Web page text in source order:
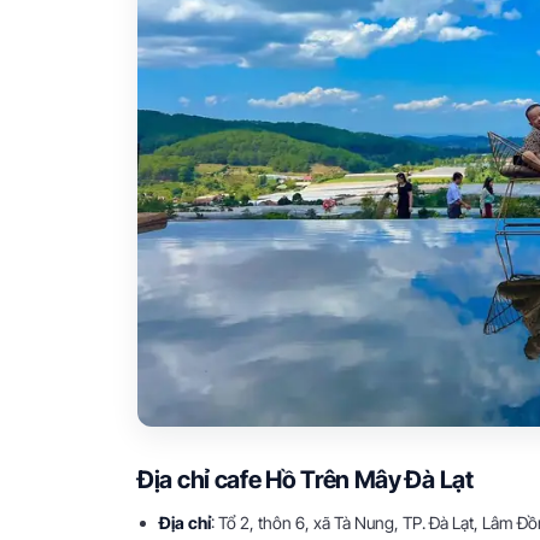
Địa chỉ cafe Hồ Trên Mây Đà Lạt
Địa chỉ: Tổ 2, thôn 6, xã Tà Nung, TP. Đà Lạt, Lâm